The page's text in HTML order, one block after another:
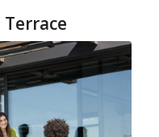
Terrace